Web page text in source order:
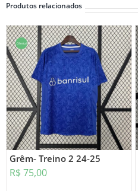
Produtos relacionados
Oferta!
Grêm- Treino 2 24-25
R$ 75,00